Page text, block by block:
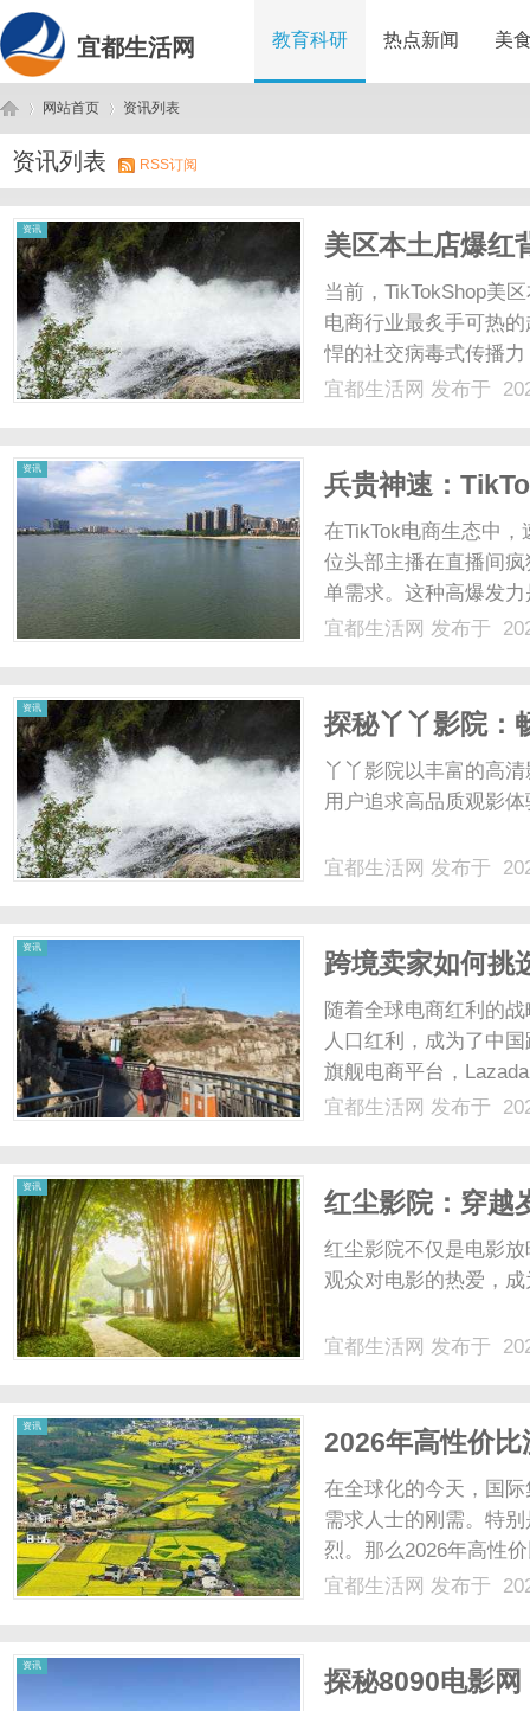
宜都生活网 教育科研 热点新闻 美
宜 ›
网站首页
›
资讯列表
资讯列表 RSS订阅
资讯
美区本土店爆红
安全回国？
当前，TikTokShop美
电商行业最炙手可热
悍的社交病毒式传播
美区本土店在带来高
宜都生活网 发布于
资讯
兵贵神速：
提升现金流周转
在TikTok电商生态中
位头部主播在直播间
单需求。这种高爆发
一场大考。爆单意味
宜都生活网 发布于
资讯
探秘丫丫影院：
丫丫影院以丰富的高
用户追求高品质观影
宜都生活网 发布于
资讯
跨境卖家如何挑
随着全球电商红利的
人口红利，成为了中
旗舰电商平台，
牌定位（如LazMall）
宜都生活网 发布于
资讯
红尘影院：穿越
红尘影院不仅是电影
观众对电影的热爱，
宜都生活网 发布于
资讯
2026年高性价
价！
在全球化的今天，国
需求人士的刚需。特
烈。那么2026年高性
真实用户对深圳猴子
宜都生活网 发布于
资讯
探秘8090电影